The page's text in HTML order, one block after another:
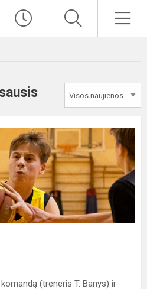
(treneris T. Banys) ir